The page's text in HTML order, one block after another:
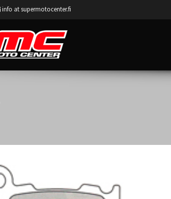
info at supermotocenter.fi